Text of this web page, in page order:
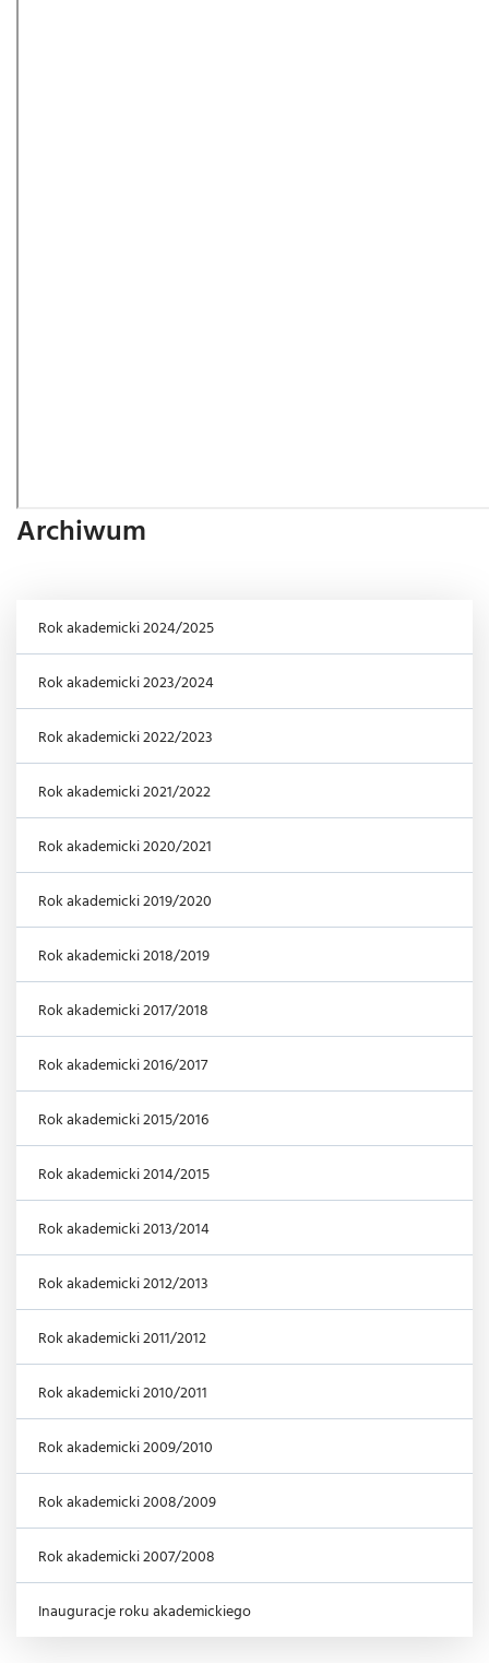
Archiwum
Rok akademicki 2024/2025
Rok akademicki 2023/2024
Rok akademicki 2022/2023
Rok akademicki 2021/2022
Rok akademicki 2020/2021
Rok akademicki 2019/2020
Rok akademicki 2018/2019
Rok akademicki 2017/2018
Rok akademicki 2016/2017
Rok akademicki 2015/2016
Rok akademicki 2014/2015
Rok akademicki 2013/2014
Rok akademicki 2012/2013
Rok akademicki 2011/2012
Rok akademicki 2010/2011
Rok akademicki 2009/2010
Rok akademicki 2008/2009
Rok akademicki 2007/2008
Inauguracje roku akademickiego